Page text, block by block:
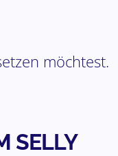
möchtest.
SELLY